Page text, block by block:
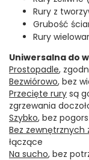
Rury z
Grubość
Rury
Uniwersalna do
Prostopadle,
Bezwiórowo, bez
Przecięte rury są
zgrzewania
Szybko, bez
Bez zewnętrznych
łączące
Na sucho, bez